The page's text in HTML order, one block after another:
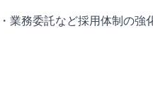
業務委託など採用体制の強